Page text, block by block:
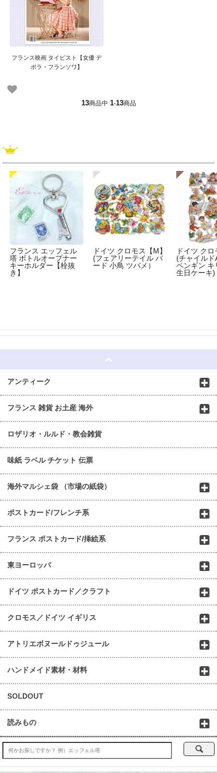
フランス映画 タイピスト【女優 デ
ボラ・フランソワ】
13商品中 1-13商品
フランス エッフェル
塔 ボトルオープナー
キーホルダー【栓抜
き】
ドイツ クロモス【M】
(フェアリーテイル バ
ード 小鳥 ツバメ）
ドイツ ク
(チャイルド
ペンギン キ
生日ケーキ)
アンティーク
フランス 雑貨 お土産 海外
ロザリオ・ルルド・教会雑貨
味紙 ラベル チケット 伝票
海外マルシェ袋 （市場の紙袋）
ポストカード/フレンチ系
フランス ポストカード/挿絵系
東ヨーロッパ
ドイツ ポストカード／クラフト
クロモス／ドイツ イギリス
アトリエボヌールドゥジュール
ハンドメイド素材・材料
SOLDOUT
読みもの